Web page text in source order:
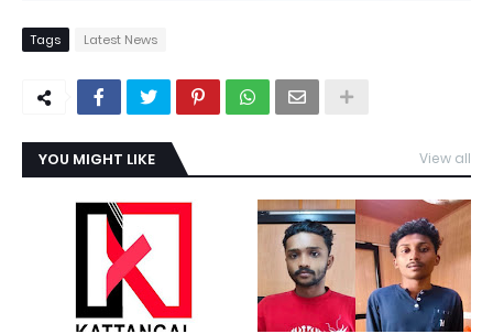
Tags Latest News
YOU MIGHT LIKE View all